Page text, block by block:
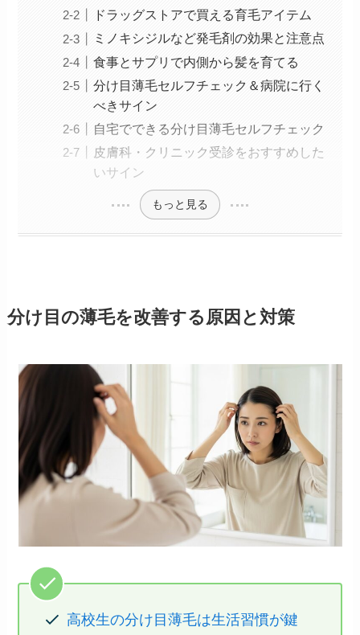
ドラッグストアで買える育毛アイテム
ミノキシジルなど発毛剤の効果と注意点
食事とサプリで内側から髪を育てる
分け目薄毛セルフチェック＆病院に行く
べきサイン
自宅でできる分け目薄毛セルフチェック
皮膚科・クリニック受診をおすすめした
いサイン
もっと見る
分け目の薄毛を改善する原因と対策
高校生の分け目薄毛は生活習慣が鍵